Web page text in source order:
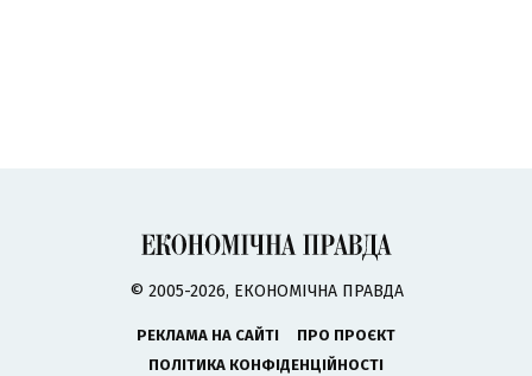
© 2005-2026, ЕКОНОМІЧНА ПРАВДА
РЕКЛАМА НА САЙТІ
ПРО ПРОЄКТ
ПОЛІТИКА КОНФІДЕНЦІЙНОСТІ